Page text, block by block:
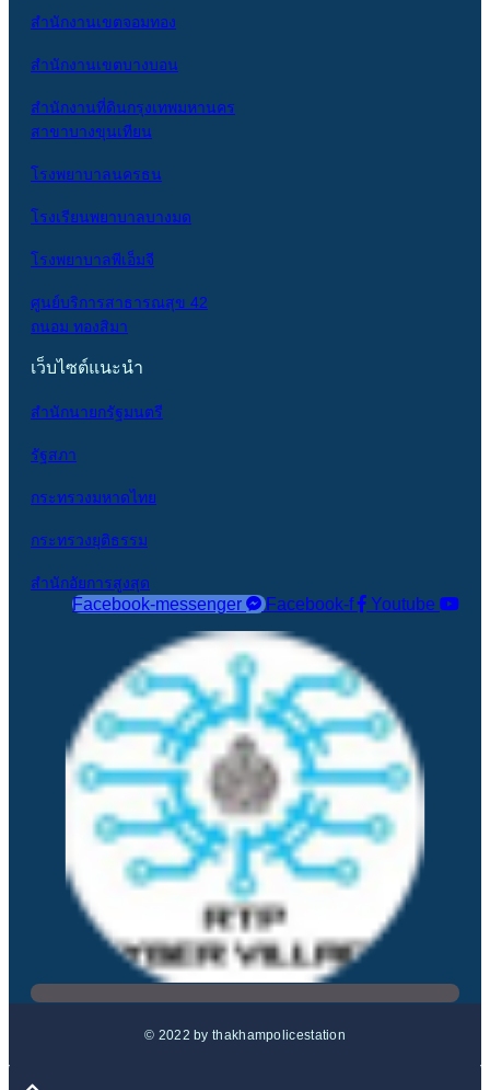
สำนักงานเขตจอมทอง
สำนักงานเขตบางบอน
สำนักงานที่ดินกรุงเทพมหานคร
สาขาบางขุนเทียน
โรงพยาบาลนครธน
โรงเรียนพยาบาลบางมด
โรงพยาบาลพีเอ็มจี
ศูนย์บริการสาธารณสุข 42
ถนอม ทองสิมา
เว็บไซต์แนะนำ
สำนักนายกรัฐมนตรี
รัฐสภา
กระทรวงมหาดไทย
กระทรวงยุติธรรม
สำนักอัยการสูงสุด
Facebook-messenger Facebook-f Youtube
© 2022 by thakhampolicestation